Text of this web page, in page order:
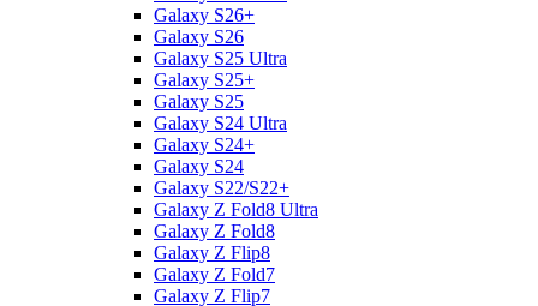
Galaxy S26+
Galaxy S26
Galaxy S25 Ultra
Galaxy S25+
Galaxy S25
Galaxy S24 Ultra
Galaxy S24+
Galaxy S24
Galaxy S22/S22+
Galaxy Z Fold8 Ultra
Galaxy Z Fold8
Galaxy Z Flip8
Galaxy Z Fold7
Galaxy Z Flip7